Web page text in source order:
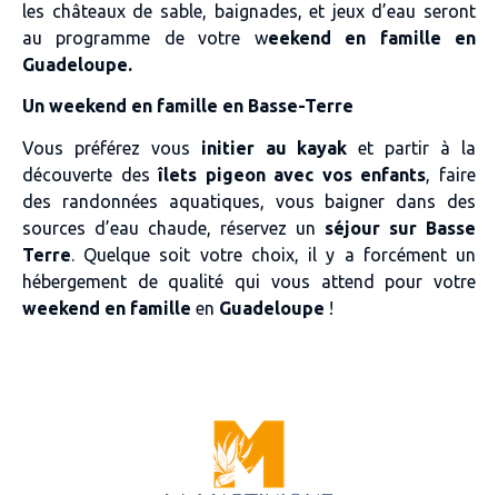
les châteaux de sable, baignades, et jeux d’eau seront
au programme de votre weekend en famille en
Guadeloupe.
Un weekend en famille en Basse-Terre
Vous préférez vous initier au kayaket partir à la
découverte desîlets pigeon avec vos enfants, faire
des randonnées aquatiques, vous baigner dans des
sources d’eau chaude, réservez un séjour sur Basse
Terre. Quelque soit votre choix, il y a forcément un
hébergement de qualité qui vous attend pour votre
weekend en famille en Guadeloupe !